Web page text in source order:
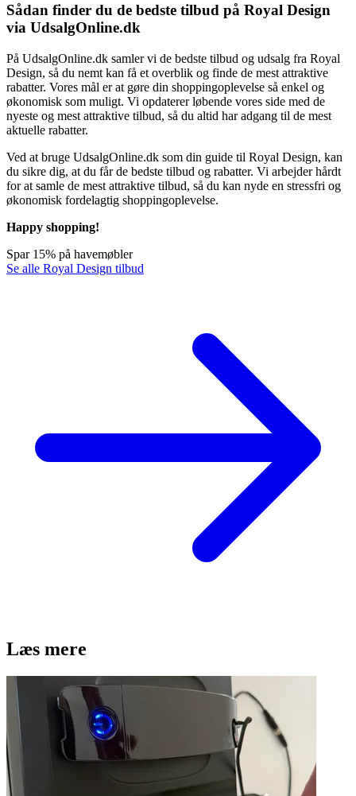
Sådan finder du de bedste tilbud på Royal Design
via UdsalgOnline.dk
På UdsalgOnline.dk samler vi de bedste tilbud og udsalg fra Royal
Design, så du nemt kan få et overblik og finde de mest attraktive
rabatter. Vores mål er at gøre din shoppingoplevelse så enkel og
økonomisk som muligt. Vi opdaterer løbende vores side med de
nyeste og mest attraktive tilbud, så du altid har adgang til de mest
aktuelle rabatter.
Ved at bruge UdsalgOnline.dk som din guide til Royal Design, kan
du sikre dig, at du får de bedste tilbud og rabatter. Vi arbejder hårdt
for at samle de mest attraktive tilbud, så du kan nyde en stressfri og
økonomisk fordelagtig shoppingoplevelse.
Happy shopping!
Spar 15% på havemøbler
Se alle Royal Design tilbud
Læs mere